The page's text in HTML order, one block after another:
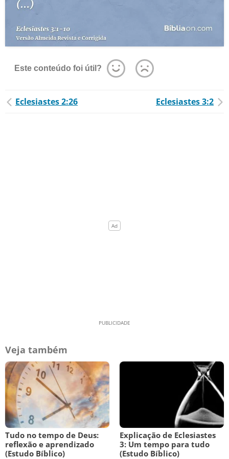
Este conteúdo foi útil?
Eclesiastes 2:26 Eclesiastes 3:2
Veja também
Tudo no tempo de Deus:
reflexão e aprendizado
(Estudo Bíblico)
Explicação de Eclesiastes
3: Um tempo para tudo
(Estudo Bíblico)